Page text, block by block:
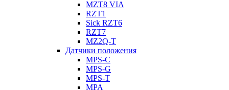
MZT8 VIA
RZT1
Sick RZT6
RZT7
MZ2Q-T
Датчики положения
MPS-C
MPS-G
MPS-T
MPA